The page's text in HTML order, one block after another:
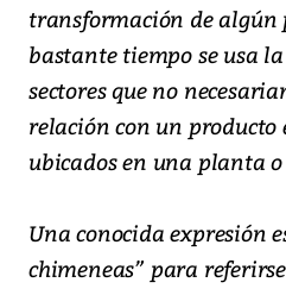
transformación de algún
bastante tiempo se usa
sectores que no
relación con un producto
ubicados en una planta
Una conocida expresión
chimeneas” para